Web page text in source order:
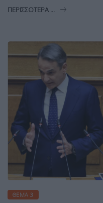
ΠΕΡΙΣΣΌΤΕΡΑ ...
ΘΈΜΑ 3